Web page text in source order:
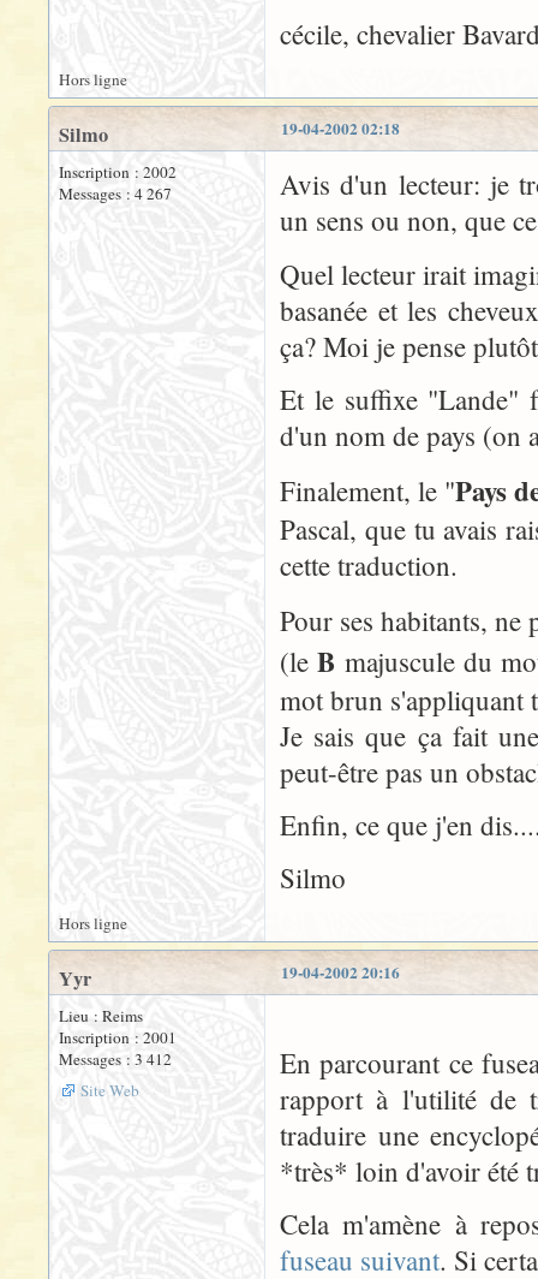
cécile, chevalier
Hors ligne
19-04-2002 02:18
Silmo
Inscription : 2002
Messages : 4 267
Avis d'un lecteur: je
un sens ou non, que
Quel lecteur irait
basanée et les
ça? Moi je pense
Et le suffixe "Lande"
d'un nom de pays (on
Finalement, le "Pays
Pascal, que tu avais
cette traduction.
Pour ses habitants,
(leB majuscule du
mot brun s'appliquant
Je sais que ça fait
peut-être pas un
Enfin, ce que j'en
Silmo
Hors ligne
19-04-2002 20:16
Yyr
Lieu : Reims
Inscription : 2001
Messages : 3 412
Site Web
En parcourant ce
rapport à l'utilité de
traduire une
*très* loin d'avoir été
Cela m'amène à
fuseau suivant. Si